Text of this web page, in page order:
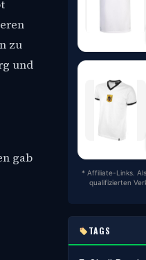
zu
und
gab
* Affiliate-Links.
qualifizierten
TAGS